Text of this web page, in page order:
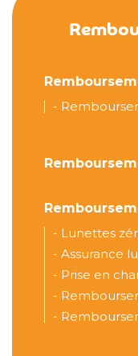
-
- Lunettes
- Assurance
- Prise en
-
-